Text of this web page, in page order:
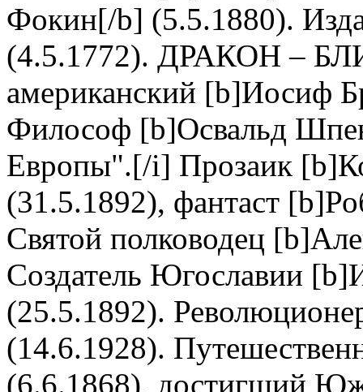
Фокин[/b] (5.5.1880).
(4.5.1772). ДРАКОН –
американский [b]Иосиф
Философ [b]Освальд
Европы".[/i] Прозаик
(31.5.1892), фантаст
Святой полководец
Создатель Югославии
(25.5.1892).
(14.6.1928).
(6.6.1868), достигший